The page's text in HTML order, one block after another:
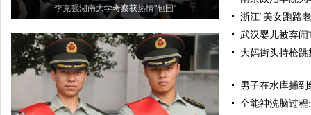
李克强湖南大学考察获热情"包围"
浙江“美女跑路
武汉婴儿被弃
大妈街头持枪跳
男子在水库捕
全能神洗脑过